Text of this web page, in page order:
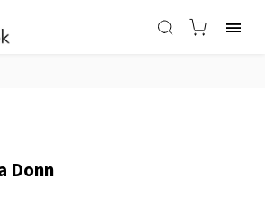
Donn